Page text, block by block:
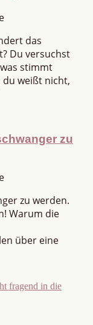
das
Du versuchst
stimmt
du weißt nicht,
zu
zu werden.
Warum die
über eine